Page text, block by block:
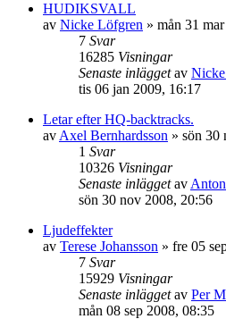
HUDIKSVALL
av Nicke Löfgren » mån 31
7 Svar
16285 Visningar
Senaste inläggetav
tis 06 jan 2009, 16:17
Letar efter HQ-backtracks.
av Axel Bernhardsson » sön 30
1 Svar
10326 Visningar
Senaste inläggetav
sön 30 nov 2008, 20:56
Ljudeffekter
av Terese Johansson » fre 05
7 Svar
15929 Visningar
Senaste inläggetav Per
mån 08 sep 2008, 08:35